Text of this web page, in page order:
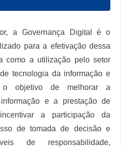
a Governança Digital é o
para a efetivação dessa
como a utilização pelo setor
tecnologia da informação e
o objetivo de melhorar a
e a prestação de
a participação da
de tomada de decisão e
de responsabilidade,